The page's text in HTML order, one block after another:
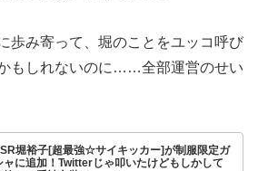
歩み寄って、堀のことをユッコ呼び
もしれないのに……全部運営のせい
堀裕子[超最強☆サイキッカー]が制服限定ガ
ャに追加！Twitterじゃ叩いたけどもしかして